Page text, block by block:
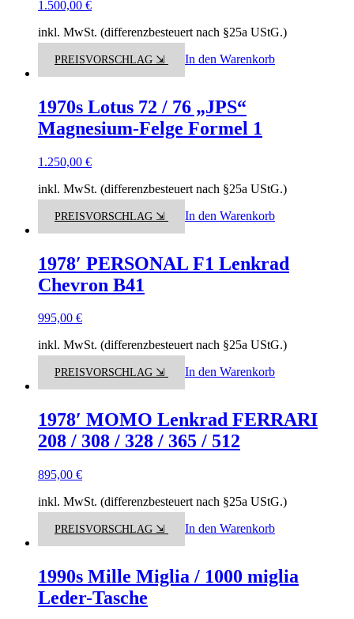
1.500,00 €
inkl. MwSt. (differenzbesteuert nach §25a UStG.)
PREISVORSCHLAG ⇲ In den Warenkorb
1970s Lotus 72 / 76 „JPS“
Magnesium-Felge Formel 1
1.250,00 €
inkl. MwSt. (differenzbesteuert nach §25a UStG.)
PREISVORSCHLAG ⇲ In den Warenkorb
1978′ PERSONAL F1 Lenkrad
Chevron B41
995,00 €
inkl. MwSt. (differenzbesteuert nach §25a UStG.)
PREISVORSCHLAG ⇲ In den Warenkorb
1978′ MOMO Lenkrad FERRARI
208 / 308 / 328 / 365 / 512
895,00 €
inkl. MwSt. (differenzbesteuert nach §25a UStG.)
PREISVORSCHLAG ⇲ In den Warenkorb
1990s Mille Miglia / 1000 miglia
Leder-Tasche